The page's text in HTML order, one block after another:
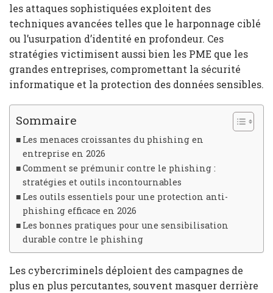
les attaques sophistiquées exploitent des
techniques avancées telles que le harponnage ciblé
ou l’usurpation d’identité en profondeur. Ces
stratégies victimisent aussi bien les PME que les
grandes entreprises, compromettant la sécurité
informatique et la protection des données sensibles.
Sommaire
Les menaces croissantes du phishing en
entreprise en 2026
Comment se prémunir contre le phishing :
stratégies et outils incontournables
Les outils essentiels pour une protection anti-
phishing efficace en 2026
Les bonnes pratiques pour une sensibilisation
durable contre le phishing
Les cybercriminels déploient des campagnes de
plus en plus percutantes, souvent masquer derrière